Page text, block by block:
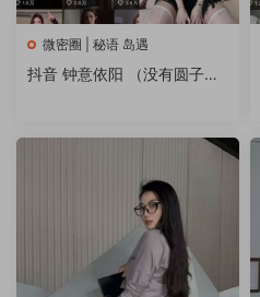
微密圈 | 秘语 岛遇
抖音 钟意依阳 （没有圆子）